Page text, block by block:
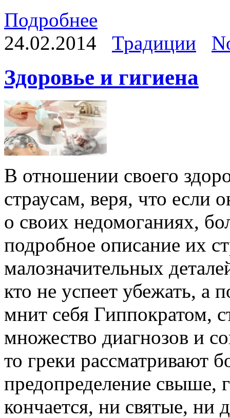
Подробнее
24.02.2014
Традиции
Здоровье и гигиена
В отношении своего
страусам, веря, что если
о своих недомоганиях,
подробное описание их
малозначительных
кто не успеет убежать, а
мнит себя Гиппократом,
множество диагнозов и
то греки рассматривают
предопределение свыше,
кончается, ни святые, ни